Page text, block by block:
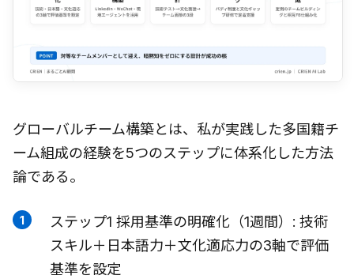
グローバルチーム構築とは、私が実践した多国籍チ
ーム組成の経験を5つのステップに体系化した方法
論である。
ステップ1 採用基準の明確化（1週間）: 技術
スキル＋日本語力＋文化適応力の3軸で評価
基準を設定